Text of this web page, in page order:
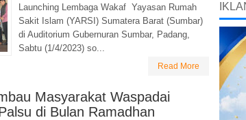
Launching Lembaga Wakaf Yayasan Rumah
Sakit Islam (YARSI) Sumatera Barat (Sumbar)
di Auditorium Gubernuran Sumbar, Padang,
Sabtu (1/4/2023) so...
Read More
Masyarakat Waspadai
di Bulan Ramadhan